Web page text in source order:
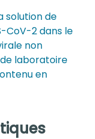
solution de
CoV-2 dans le
non
laboratoire
en